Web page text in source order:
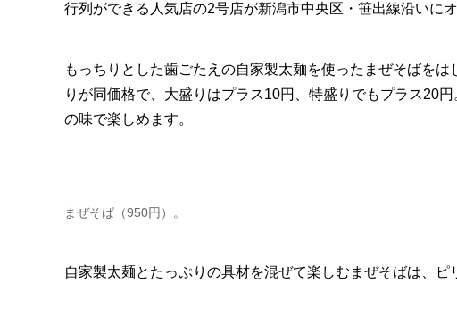
行列ができる人気店の2号店が新潟市中央区・笹出線沿いにオ
もっちりとした歯ごたえの自家製太麺を使ったまぜそばを
りが同価格で、大盛りはプラス10円、特盛りでもプラス20
の味で楽しめます。
まぜそば（950円）。
自家製太麺とたっぷりの具材を混ぜて楽しむまぜそばは、ピ